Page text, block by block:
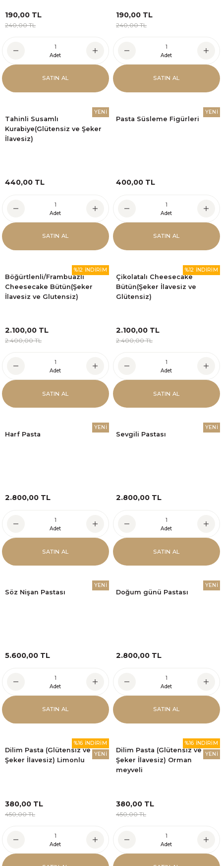
190,00 TL
240,00 TL
Adet
SATIN AL
190,00 TL
240,00 TL
Adet
SATIN AL
YENİ
Tahinli Susamlı
Kurabiye(Glütensiz ve Şeker
İlavesiz)
440,00 TL
Adet
SATIN AL
YENİ
Pasta Süsleme Figürleri
400,00 TL
Adet
SATIN AL
%12 İNDİRİM
Böğürtlenli/Frambuazlı
Cheesecake Bütün(Şeker
İlavesiz ve Glutensiz)
2.100,00 TL
2.400,00 TL
Adet
SATIN AL
%12 İNDİRİM
Çikolatalı Cheesecake
Bütün(Şeker İlavesiz ve
Glütensiz)
2.100,00 TL
2.400,00 TL
Adet
SATIN AL
YENİ
Harf Pasta
2.800,00 TL
Adet
SATIN AL
YENİ
Sevgili Pastası
2.800,00 TL
Adet
SATIN AL
YENİ
Söz Nişan Pastası
5.600,00 TL
Adet
SATIN AL
YENİ
Doğum günü Pastası
2.800,00 TL
Adet
SATIN AL
%16 İNDİRİM
YENİ
Dilim Pasta (Glütensiz ve
Şeker İlavesiz) Limonlu
380,00 TL
450,00 TL
Adet
%16 İNDİRİM
YENİ
Dilim Pasta (Glütensiz ve
Şeker İlavesiz) Orman
meyveli
380,00 TL
450,00 TL
Adet